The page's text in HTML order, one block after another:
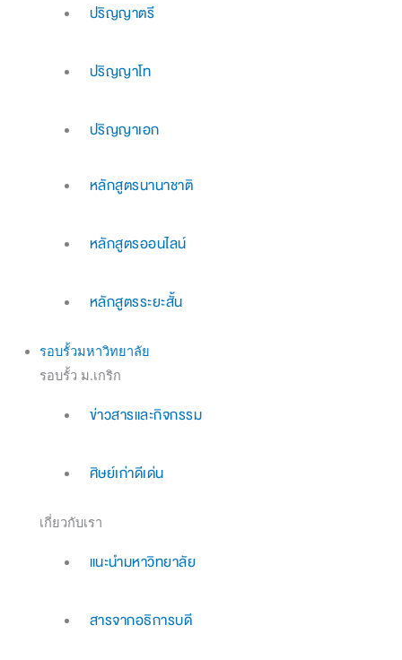
ปริญญาตรี
ปริญญาโท
ปริญญาเอก
หลักสูตรนานาชาติ
หลักสูตรออนไลน์
หลักสูตรระยะสั้น
รอบรั้วมหาวิทยาลัย
รอบรั้ว ม.เกริก
ข่าวสารและกิจกรรม
ศิษย์เก่าดีเด่น
เกี่ยวกับเรา
แนะนำมหาวิทยาลัย
สารจากอธิการบดี